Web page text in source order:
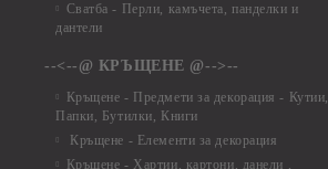
Сватба - Перли, камъчета, панделки и
дантели
--<--@ КРЪЩЕНЕ @-->--
Кръщене - Предмети за декорация - Кутии,
Папки, Бутилки, Книги
Кръщене - Елементи за декорация
Кръщене - Хартии, картони, данели ,